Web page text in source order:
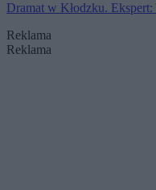
Dramat w Kłodzku. Ekspert:
Reklama
Reklama